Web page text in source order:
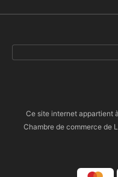
Ce site internet appartient
Chambre de commerce de